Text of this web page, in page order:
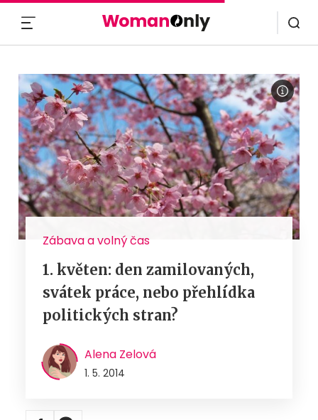
Zábava a volný čas
1. květen: den zamilovaných,
svátek práce, nebo přehlídka
politických stran?
Alena Zelová
1. 5. 2014